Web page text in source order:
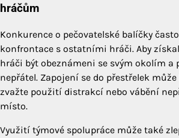
hráčům
Konkurence o pečovatelské balíčky
konfrontace s ostatními hráči. Aby
hráči být obeznámeni se svým okolím a
nepřátel. Zapojení se do přestřelek
zvažte použití distrakcí nebo vábění
místo.
Využití týmové spolupráce může také